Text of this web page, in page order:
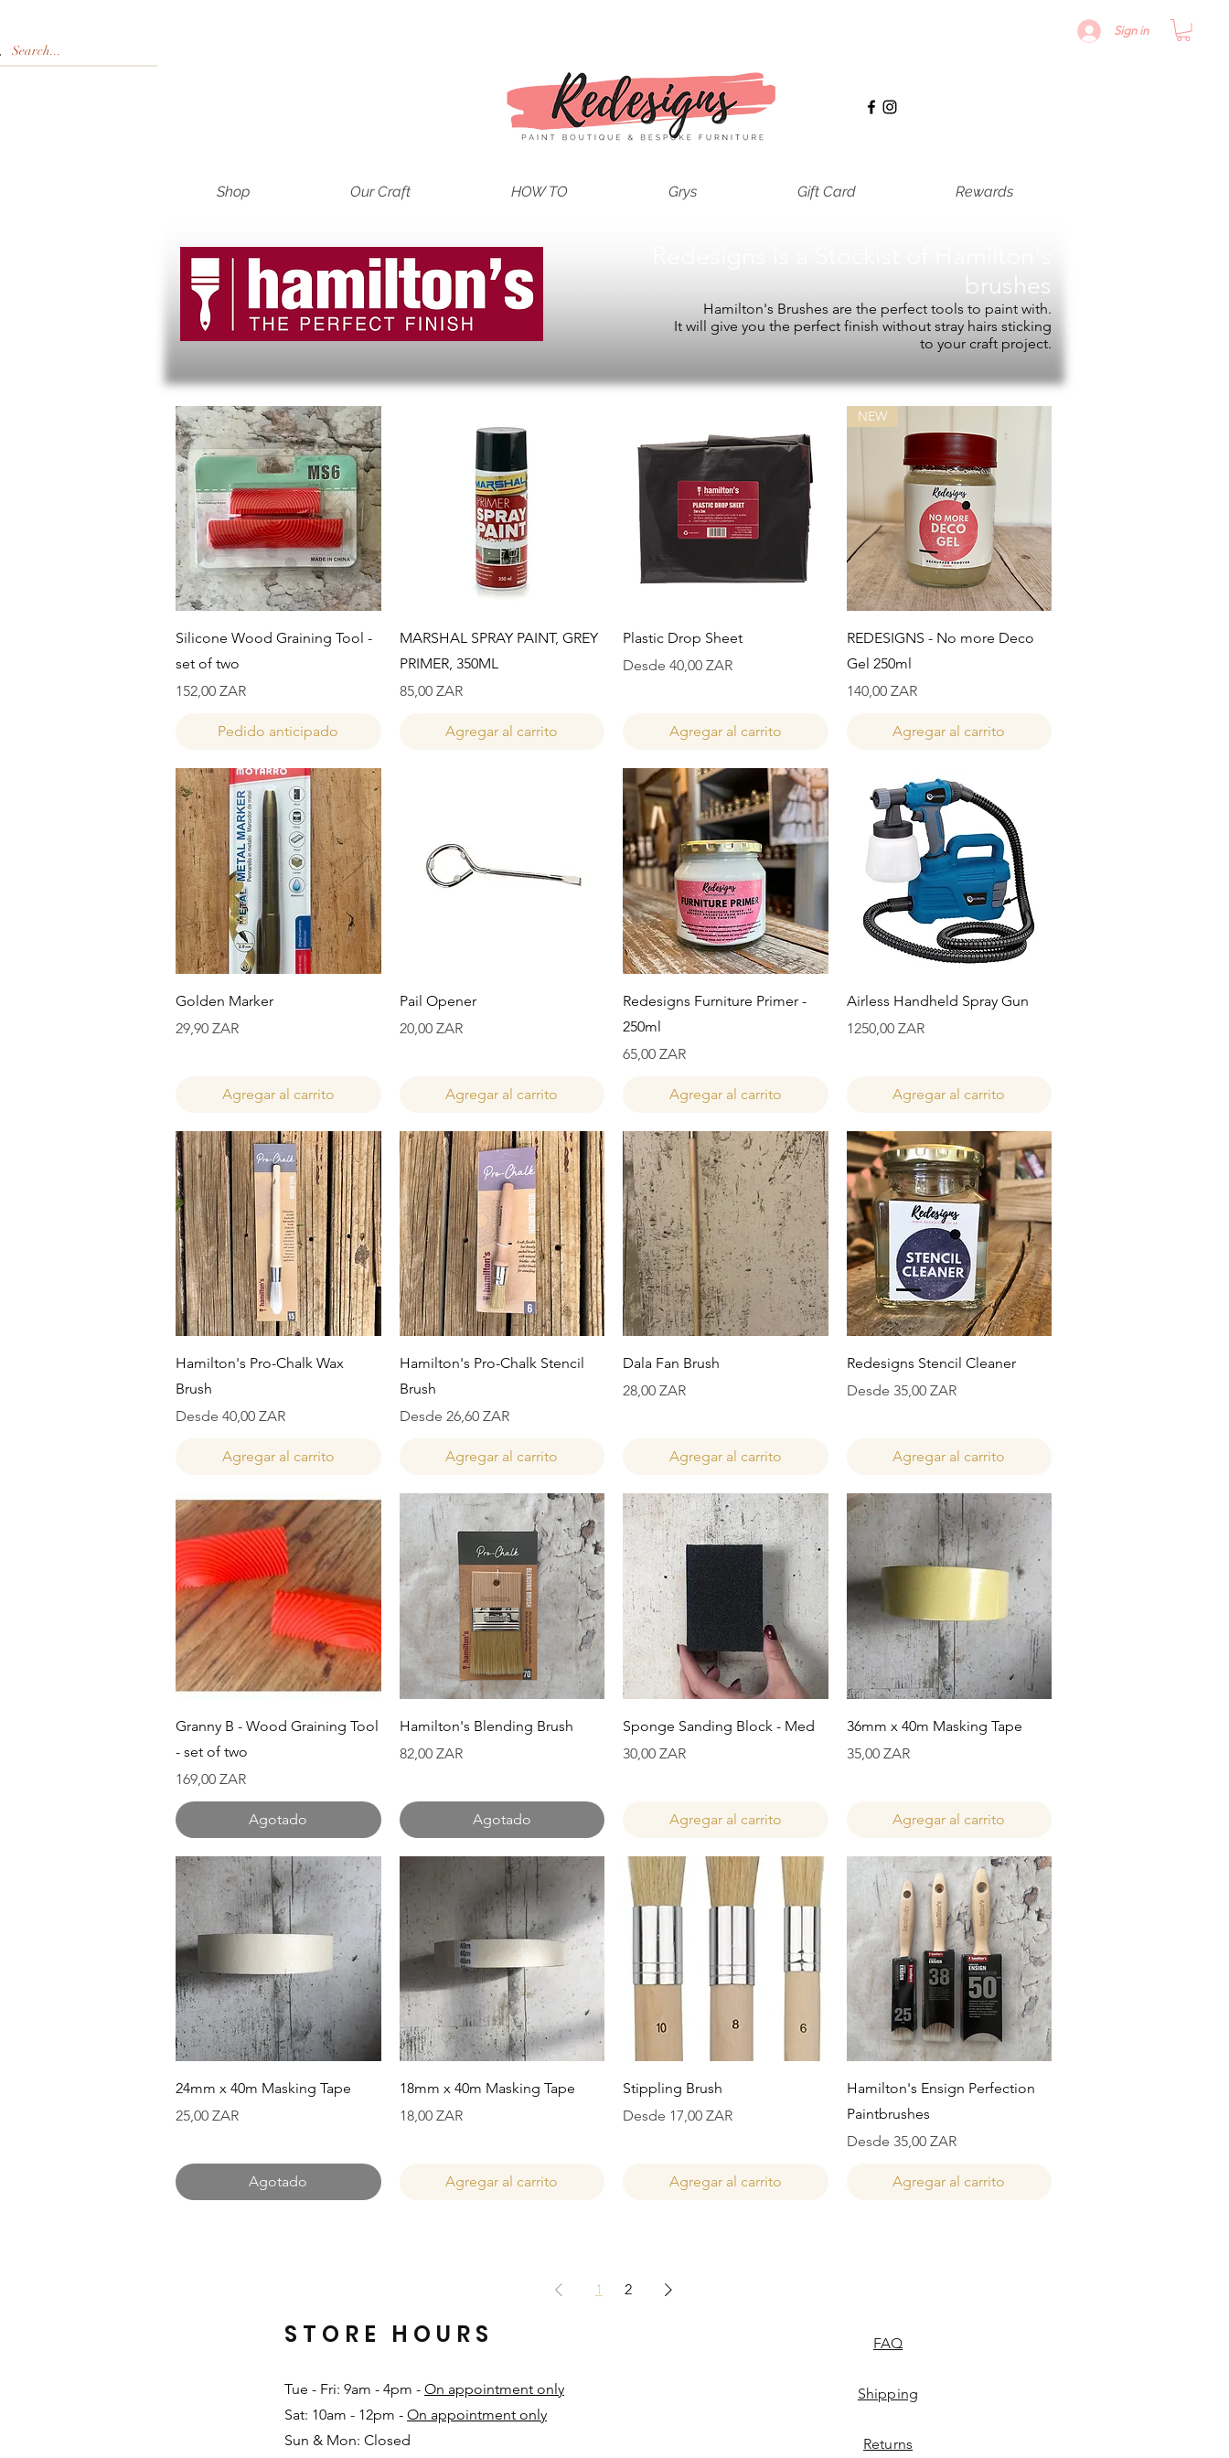
Sign in
Shop Our Craft HOW TO Grys Gift Card Rewards
brushes
Hamilton's Brushes are the perfect tools to paint with.
It will give you the perfect finish without stray hairs sticking
to your craft project.
Vista rápida
Silicone Wood Graining Tool -
set of two
Precio
152,00 ZAR
Pedido anticipado
Vista rápida
MARSHAL SPRAY PAINT, GREY
PRIMER, 350ML
Precio
85,00 ZAR
Agregar al carrito
Vista rápida
Plastic Drop Sheet
Desde 40,00 ZAR
Precio de oferta
Agregar al carrito
Vista rápida
NEW
REDESIGNS - No more Deco
Gel 250ml
Precio
140,00 ZAR
Agregar al carrito
Vista rápida
Golden Marker
Precio
29,90 ZAR
Agregar al carrito
Vista rápida
Pail Opener
Precio
20,00 ZAR
Agregar al carrito
Vista rápida
Redesigns Furniture Primer -
250ml
Precio
65,00 ZAR
Agregar al carrito
Vista rápida
Airless Handheld Spray Gun
Precio
1250,00 ZAR
Agregar al carrito
Vista rápida
Hamilton's Pro-Chalk Wax
Brush
Desde 40,00 ZAR
Precio de oferta
Agregar al carrito
Vista rápida
Hamilton's Pro-Chalk Stencil
Brush
Desde 26,60 ZAR
Precio de oferta
Agregar al carrito
Vista rápida
Dala Fan Brush
Precio
28,00 ZAR
Agregar al carrito
Vista rápida
Redesigns Stencil Cleaner
Desde 35,00 ZAR
Precio de oferta
Agregar al carrito
Vista rápida
Granny B - Wood Graining Tool
- set of two
Precio
169,00 ZAR
Agotado
Vista rápida
Hamilton's Blending Brush
Precio
82,00 ZAR
Agotado
Vista rápida
Sponge Sanding Block - Med
Precio
30,00 ZAR
Agregar al carrito
Vista rápida
36mm x 40m Masking Tape
Precio
35,00 ZAR
Agregar al carrito
Vista rápida
24mm x 40m Masking Tape
Precio
25,00 ZAR
Agotado
Vista rápida
18mm x 40m Masking Tape
Precio
18,00 ZAR
Agregar al carrito
Vista rápida
Stippling Brush
Desde 17,00 ZAR
Precio de oferta
Agregar al carrito
Vista rápida
Hamilton's Ensign Perfection
Paintbrushes
Desde 35,00 ZAR
Precio de oferta
Agregar al carrito
1 2
Tue - Fri: 9am - 4pm - On appointment only
Sat: 10am - 12pm - On appointment only
Sun & Mon: Closed​
STORE HOURS FAQ
Shipping
Returns